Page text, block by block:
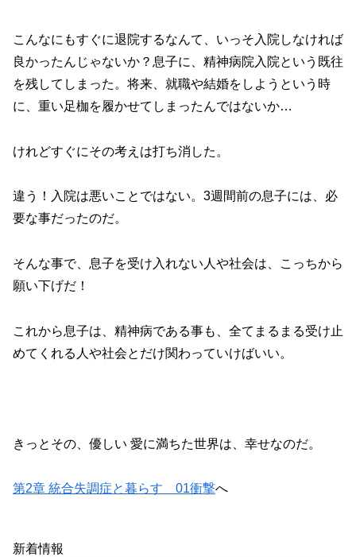
こんなにもすぐに退院するなんて、いっそ入院しなければ
良かったんじゃないか？息子に、精神病院入院という既往
を残してしまった。将来、就職や結婚をしようという時
に、重い足枷を履かせてしまったんではないか…
けれどすぐにその考えは打ち消した。
違う！入院は悪いことではない。3週間前の息子には、必
要な事だったのだ。
そんな事で、息子を受け入れない人や社会は、こっちから
願い下げだ！
これから息子は、精神病である事も、全てまるまる受け止
めてくれる人や社会とだけ関わっていけばいい。
きっとその、優しい 愛に満ちた世界は、幸せなのだ。
第2章 統合失調症と暮らす 01衝撃へ
新着情報